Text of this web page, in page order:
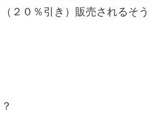
２０％引き）販売されるそう